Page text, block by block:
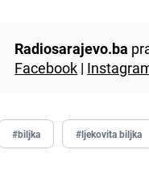
Radiosarajevo.ba
Facebook |
#biljka #ljekovita biljka